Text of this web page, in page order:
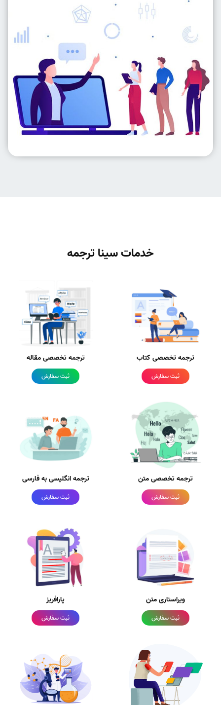
خدمات سینا ترجمه
ترجمه تخصصی کتاب
ثبت سفارش
ترجمه تخصصی مقاله
ثبت سفارش
ترجمه تخصصی متن
ثبت سفارش
ترجمه انگلیسی به فارسی
ثبت سفارش
ویراستاری متن
ثبت سفارش
پارافریز
ثبت سفارش